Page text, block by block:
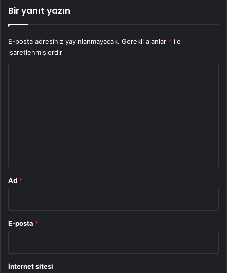
Bir yanıt yazın
E-posta adresiniz yayınlanmayacak. Gerekli alanlar * ile
işaretlenmişlerdir
Ad *
E-posta *
İnternet sitesi